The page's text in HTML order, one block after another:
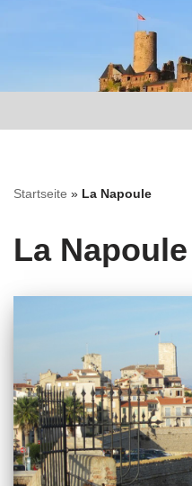
springen
Startseite » La Napoule
La Napoule